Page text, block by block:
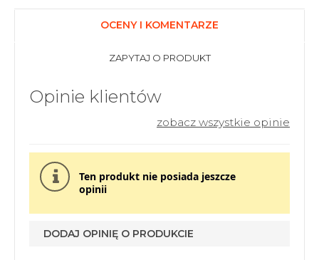
OCENY I KOMENTARZE
ZAPYTAJ O PRODUKT
Opinie klientów
zobacz wszystkie opinie
Ten produkt nie posiada jeszcze
opinii
DODAJ OPINIĘ O PRODUKCIE